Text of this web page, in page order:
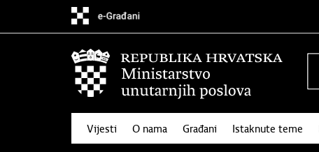
glavni
Vijesti O nama Građani Istaknute teme